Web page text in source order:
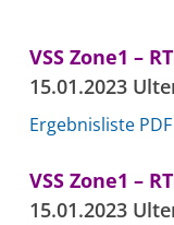
VSS Zone1 –
15.01.2023
Ergebnisliste PDF
VSS Zone1 –
15.01.2023